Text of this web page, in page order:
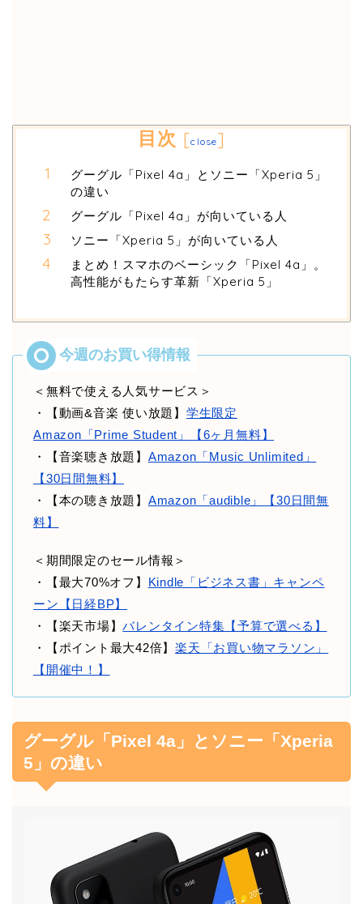
目次 [close]
グーグル「Pixel 4a」とソニー「Xperia 5」
の違い
グーグル「Pixel 4a」が向いている人
ソニー「Xperia 5」が向いている人
まとめ！スマホのベーシック「Pixel 4a」。
高性能がもたらす革新「Xperia 5」
＜無料で使える人気サービス＞
・【動画&音楽 使い放題】 学生限定
Amazon「Prime Student」【6ヶ月無料】
・【音楽聴き放題】 Amazon「Music Unlimited」
【30日間無料】
・【本の聴き放題】 Amazon「audible」【30日間無
料】
＜期間限定のセール情報＞
・【最大70%オフ】 Kindle「ビジネス書」キャンペ
ーン【日経BP】
・【楽天市場】バレンタイン特集【予算で選べる】
・【ポイント最大42倍】楽天「お買い物マラソン」
【開催中！】
グーグル「Pixel 4a」とソニー「Xperia
5」の違い